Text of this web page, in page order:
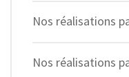
Nos réalisations
Nos réalisations